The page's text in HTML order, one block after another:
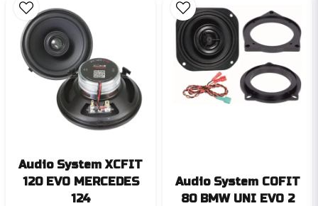
Audio System XCFIT
120 EVO MERCEDES
124
Audio System COFIT
80 BMW UNI EVO 2